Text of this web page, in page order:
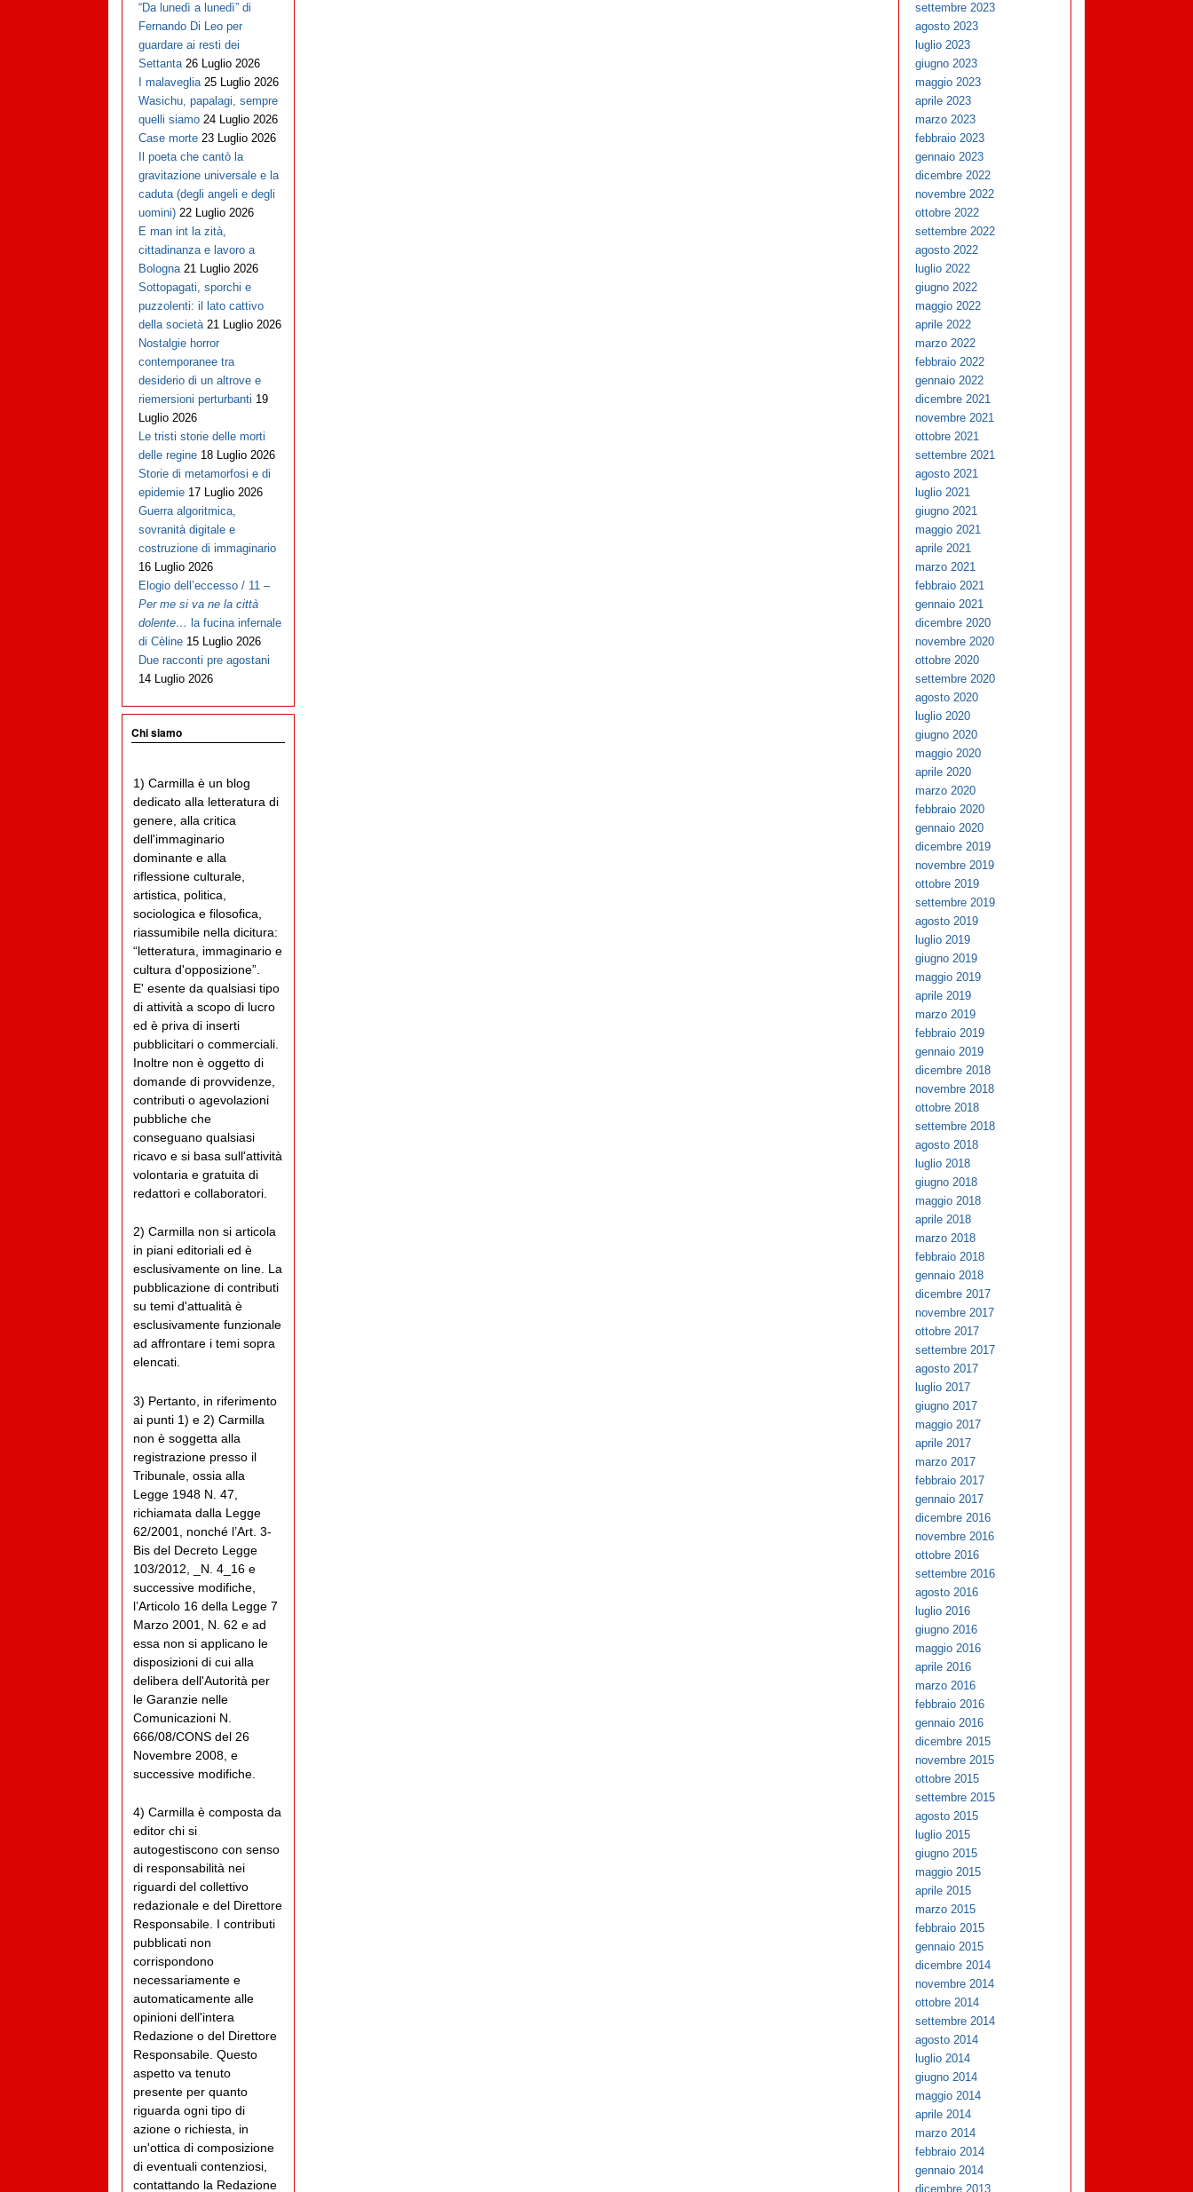
“Da lunedì a lunedì” di
Fernando Di Leo per
guardare ai resti dei
Settanta 26 Luglio 2026
I malaveglia 25 Luglio 2026
Wasichu, papalagi, sempre
quelli siamo 24 Luglio 2026
Case morte 23 Luglio 2026
Il poeta che cantò la
gravitazione universale e la
caduta (degli angeli e degli
uomini) 22 Luglio 2026
E man int la zità,
cittadinanza e lavoro a
Bologna 21 Luglio 2026
Sottopagati, sporchi e
puzzolenti: il lato cattivo
della società 21 Luglio 2026
Nostalgie horror
contemporanee tra
desiderio di un altrove e
riemersioni perturbanti 19
Luglio 2026
Le tristi storie delle morti
delle regine 18 Luglio 2026
Storie di metamorfosi e di
epidemie 17 Luglio 2026
Guerra algoritmica,
sovranità digitale e
costruzione di immaginario
16 Luglio 2026
Elogio dell’eccesso / 11 –
Per me si va ne la città
dolente… la fucina infernale
di Cèline 15 Luglio 2026
Due racconti pre agostani
14 Luglio 2026
Chi siamo
1) Carmilla è un blog
dedicato alla letteratura di
genere, alla critica
dell'immaginario
dominante e alla
riflessione culturale,
artistica, politica,
sociologica e filosofica,
riassumibile nella dicitura:
“letteratura, immaginario e
cultura d'opposizione”.
E' esente da qualsiasi tipo
di attività a scopo di lucro
ed è priva di inserti
pubblicitari o commerciali.
Inoltre non è oggetto di
domande di provvidenze,
contributi o agevolazioni
pubbliche che
conseguano qualsiasi
ricavo e si basa sull'attività
volontaria e gratuita di
redattori e collaboratori.
2) Carmilla non si articola
in piani editoriali ed è
esclusivamente on line. La
pubblicazione di contributi
su temi d'attualità è
esclusivamente funzionale
ad affrontare i temi sopra
elencati.
3) Pertanto, in riferimento
ai punti 1) e 2) Carmilla
non è soggetta alla
registrazione presso il
Tribunale, ossia alla
Legge 1948 N. 47,
richiamata dalla Legge
62/2001, nonché l’Art. 3-
Bis del Decreto Legge
103/2012, _N. 4_16 e
successive modifiche,
l’Articolo 16 della Legge 7
Marzo 2001, N. 62 e ad
essa non si applicano le
disposizioni di cui alla
delibera dell'Autorità per
le Garanzie nelle
Comunicazioni N.
666/08/CONS del 26
Novembre 2008, e
successive modifiche.
4) Carmilla è composta da
editor chi si
autogestiscono con senso
di responsabilità nei
riguardi del collettivo
redazionale e del Direttore
Responsabile. I contributi
pubblicati non
corrispondono
necessariamente e
automaticamente alle
opinioni dell'intera
Redazione o del Direttore
Responsabile. Questo
aspetto va tenuto
presente per quanto
riguarda ogni tipo di
azione o richiesta, in
un'ottica di composizione
di eventuali contenziosi,
contattando la Redazione
settembre 2023
agosto 2023
luglio 2023
giugno 2023
maggio 2023
aprile 2023
marzo 2023
febbraio 2023
gennaio 2023
dicembre 2022
novembre 2022
ottobre 2022
settembre 2022
agosto 2022
luglio 2022
giugno 2022
maggio 2022
aprile 2022
marzo 2022
febbraio 2022
gennaio 2022
dicembre 2021
novembre 2021
ottobre 2021
settembre 2021
agosto 2021
luglio 2021
giugno 2021
maggio 2021
aprile 2021
marzo 2021
febbraio 2021
gennaio 2021
dicembre 2020
novembre 2020
ottobre 2020
settembre 2020
agosto 2020
luglio 2020
giugno 2020
maggio 2020
aprile 2020
marzo 2020
febbraio 2020
gennaio 2020
dicembre 2019
novembre 2019
ottobre 2019
settembre 2019
agosto 2019
luglio 2019
giugno 2019
maggio 2019
aprile 2019
marzo 2019
febbraio 2019
gennaio 2019
dicembre 2018
novembre 2018
ottobre 2018
settembre 2018
agosto 2018
luglio 2018
giugno 2018
maggio 2018
aprile 2018
marzo 2018
febbraio 2018
gennaio 2018
dicembre 2017
novembre 2017
ottobre 2017
settembre 2017
agosto 2017
luglio 2017
giugno 2017
maggio 2017
aprile 2017
marzo 2017
febbraio 2017
gennaio 2017
dicembre 2016
novembre 2016
ottobre 2016
settembre 2016
agosto 2016
luglio 2016
giugno 2016
maggio 2016
aprile 2016
marzo 2016
febbraio 2016
gennaio 2016
dicembre 2015
novembre 2015
ottobre 2015
settembre 2015
agosto 2015
luglio 2015
giugno 2015
maggio 2015
aprile 2015
marzo 2015
febbraio 2015
gennaio 2015
dicembre 2014
novembre 2014
ottobre 2014
settembre 2014
agosto 2014
luglio 2014
giugno 2014
maggio 2014
aprile 2014
marzo 2014
febbraio 2014
gennaio 2014
dicembre 2013